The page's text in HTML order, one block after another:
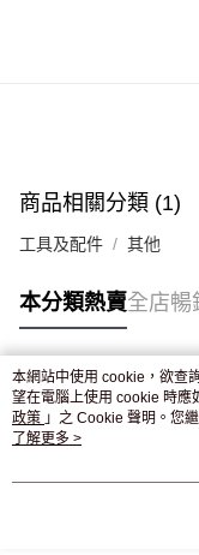
付款後門市自取，訂單
商品相關分類 (1)
工具及配件 其他
本分類熱賣全店暢
熱門標籤
熱銷排行
本網站中使用 cookie，欲查
望在電腦上使用 cookie 時應
政策 」之 Cookie 聲明。您
條款之 Cookie 聲明使用
了解更多 >